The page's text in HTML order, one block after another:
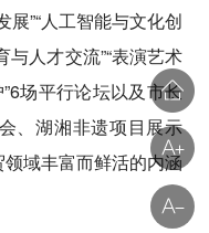
”“人工智能与文化创
与人才交流”“表演艺术
场平行论坛以及市长
、湖湘非遗项目展示
域丰富而鲜活的内涵